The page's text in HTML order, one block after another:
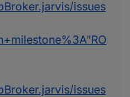
issues
issues